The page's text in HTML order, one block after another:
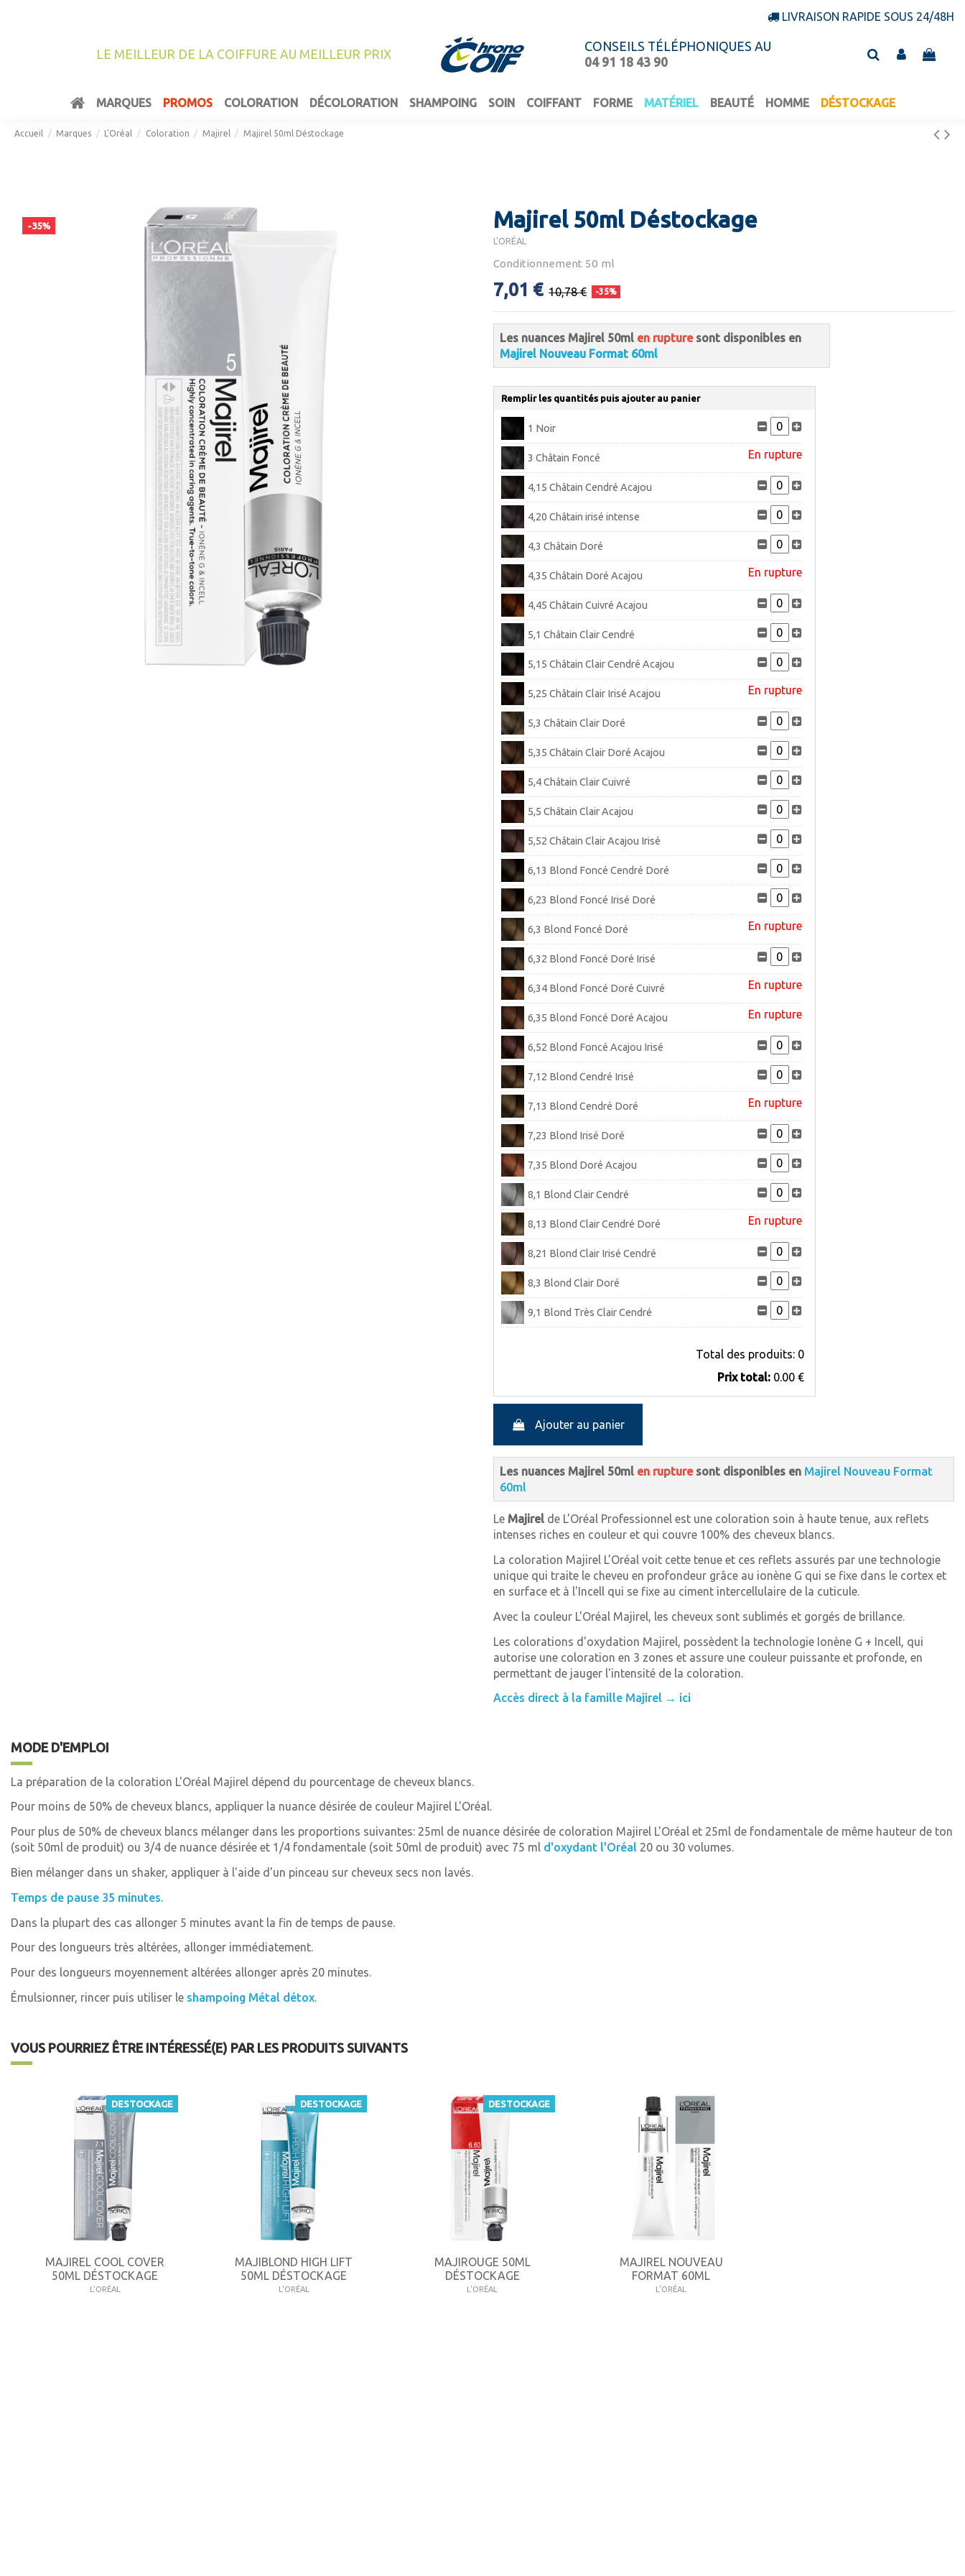
LIVRAISON RAPIDE SOUS 24/48H
LE MEILLEUR DE LA COIFFURE AU MEILLEUR PRIX
CONSEILS TÉLÉPHONIQUES AU
04 91 18 43 90
MARQUES PROMOS COLORATION DÉCOLORATION SHAMPOING SOIN COIFFANT FORME MATÉRIEL BEAUTÉ HOMME DÉSTOCKAGE
Accueil Marques L'Oréal Coloration Majirel Majirel 50ml Déstockage
-35% Majirel 50ml Déstockage
L'ORÉAL
Conditionnement 50 ml
7,01 € 10,78 € -35%
Les nuances Majirel 50ml en rupturesont disponibles en
Majirel Nouveau Format 60ml
Remplir les quantités puis ajouter au panier
1 Noir
3 Châtain Foncé En rupture
4,15 Châtain Cendré Acajou
4,20 Châtain irisé intense
4,3 Châtain Doré
4,35 Châtain Doré Acajou En rupture
4,45 Châtain Cuivré Acajou
5,1 Châtain Clair Cendré
5,15 Châtain Clair Cendré Acajou
5,25 Châtain Clair Irisé Acajou En rupture
5,3 Châtain Clair Doré
5,35 Châtain Clair Doré Acajou
5,4 Châtain Clair Cuivré
5,5 Châtain Clair Acajou
5,52 Châtain Clair Acajou Irisé
6,13 Blond Foncé Cendré Doré
6,23 Blond Foncé Irisé Doré
6,3 Blond Foncé Doré En rupture
6,32 Blond Foncé Doré Irisé
6,34 Blond Foncé Doré Cuivré En rupture
6,35 Blond Foncé Doré Acajou En rupture
6,52 Blond Foncé Acajou Irisé
7,12 Blond Cendré Irisé
7,13 Blond Cendré Doré En rupture
7,23 Blond Irisé Doré
7,35 Blond Doré Acajou
8,1 Blond Clair Cendré
8,13 Blond Clair Cendré Doré En rupture
8,21 Blond Clair Irisé Cendré
8,3 Blond Clair Doré
9,1 Blond Très Clair Cendré
En rupture
10,1 Blond Très Très Clair Cendré
10,13 Blond Très Clair Glacé Doré En rupture
Total des produits: 0
Prix ​​total: 0.00 €
Ajouter au panier
Les nuances Majirel 50ml en rupturesont disponibles en Majirel Nouveau Format
60ml
Le Majirel de L'Oréal Professionnel est une coloration soin à haute tenue, aux reflets
intenses riches en couleur et qui couvre 100% des cheveux blancs.
La coloration Majirel L'Oréal voit cette tenue et ces reflets assurés par une technologie
unique qui traite le cheveu en profondeur grâce au ionène G qui se fixe dans le cortex et
en surface et à l'Incell qui se fixe au ciment intercellulaire de la cuticule.
Avec la couleur L'Oréal Majirel, les cheveux sont sublimés et gorgés de brillance.
Les colorations d'oxydation Majirel, possèdent la technologie Ionène G + Incell, qui
autorise une coloration en 3 zones et assure une couleur puissante et profonde, en
permettant de jauger l'intensité de la coloration.
Accès direct à la famille Majirel → ici
MODE D'EMPLOI
La préparation de la coloration L'Oréal Majirel dépend du pourcentage de cheveux blancs.
Pour moins de 50% de cheveux blancs, appliquer la nuance désirée de couleur Majirel L'Oréal.
Pour plus de 50% de cheveux blancs mélanger dans les proportions suivantes: 25ml de nuance désirée de coloration Majirel L'Oréal et 25ml de fondamentale de même hauteur de ton
(soit 50ml de produit) ou 3/4 de nuance désirée et 1/4 fondamentale (soit 50ml de produit) avec 75 ml d'oxydant l'Oréal 20 ou 30 volumes.
Bien mélanger dans un shaker, appliquer à l'aide d'un pinceau sur cheveux secs non lavés.
Temps de pause 35 minutes.
Dans la plupart des cas allonger 5 minutes avant la fin de temps de pause.
Pour des longueurs très altérées, allonger immédiatement.
Pour des longueurs moyennement altérées allonger après 20 minutes.
Émulsionner, rincer puis utiliser le shampoing Métal détox.
VOUS POURRIEZ ÊTRE INTÉRESSÉ(E) PAR LES PRODUITS SUIVANTS
DESTOCKAGE
MAJIREL COOL COVER
50ML DÉSTOCKAGE
L'ORÉAL
DESTOCKAGE
MAJIBLOND HIGH LIFT
50ML DÉSTOCKAGE
L'ORÉAL
DESTOCKAGE
MAJIROUGE 50ML
DÉSTOCKAGE
L'ORÉAL
MAJIREL NOUVEAU
FORMAT 60ML
L'ORÉAL